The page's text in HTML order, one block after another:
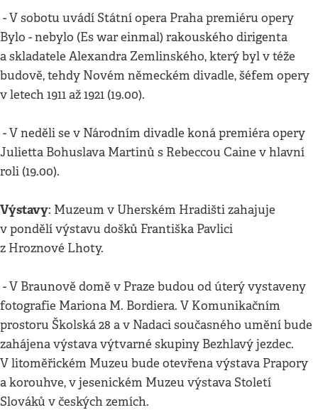
- V sobotu uvádí Státní opera Praha premiéru opery
Bylo - nebylo (Es war einmal) rakouského dirigenta
a skladatele Alexandra Zemlinského, který byl v téže
budově, tehdy Novém německém divadle, šéfem opery
v letech 1911 až 1921 (19.00).
- V neděli se v Národním divadle koná premiéra opery
Julietta Bohuslava Martinů s Rebeccou Caine v hlavní
roli (19.00).
Výstavy: Muzeum v Uherském Hradišti zahajuje
v pondělí výstavu došků Františka Pavlici
z Hroznové Lhoty.
- V Braunově domě v Praze budou od úterý vystaveny
fotografie Mariona M. Bordiera. V Komunikačním
prostoru Školská 28 a v Nadaci současného umění bude
zahájena výstava výtvarné skupiny Bezhlavý jezdec.
V litoměřickém Muzeu bude otevřena výstava Prapory
a korouhve, v jesenickém Muzeu výstava Století
Slováků v českých zemích.